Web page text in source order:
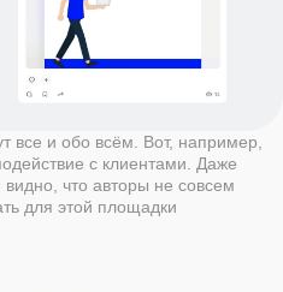
все и обо всём. Вот, например,
с клиентами. Даже
что авторы не совсем
для этой площадки